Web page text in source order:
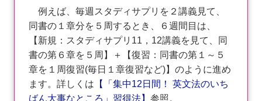
例えば、毎週スタディサプリを２講義見て、
同書の１章分を５周するとき、６週間目は、
【新規：スタディサプリ11，12講義を見て、同
書の第６章を５周】＋【復習：同書の第１～５
章を１周復習(毎日１章復習など)】のように進め
ます。詳しくは 【「集中12日間！ 英文法のいち
ばん大事なところ」習得法】 参照。